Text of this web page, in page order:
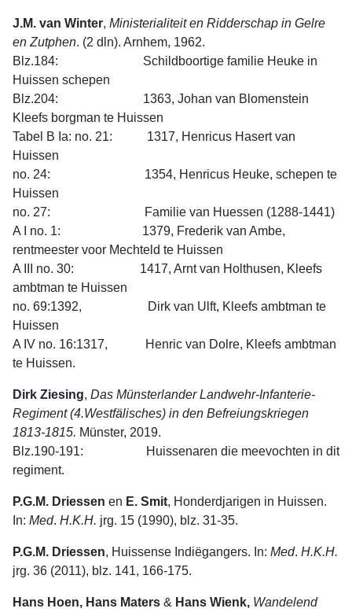
J.M. van Winter, Ministerialiteit en Ridderschap in Gelre
en Zutphen. (2 dln). Arnhem, 1962.
Blz.184: Schildboortige familie Heuke in
Huissen schepen
Blz.204: 1363, Johan van Blomenstein
Kleefs borgman te Huissen
Tabel B Ia: no. 21: 1317, Henricus Hasert van
Huissen
no. 24: 1354, Henricus Heuke, schepen te
Huissen
no. 27: Familie van Huessen (1288-1441)
A I no. 1: 1379, Frederik van Ambe,
rentmeester voor Mech­teld te Huissen
A III no. 30: 1417, Arnt van Holthusen, Kleefs
ambtman te Huissen
no. 69:1392, Dirk van Ulft, Kleefs ambtman te
Huissen
A IV no. 16:1317, Henric van Dolre, Kleefs ambtman
te Huissen.
Dirk Ziesing, Das Münsterlander Landwehr-Infanterie-
Regiment (4.Westfälisches) in den Befreiungskriegen
1813-1815. Münster, 2019.
Blz.190-191: Huissenaren die meevochten in dit
regiment.
P.G.M. Driessen en E. Smit, Honderdjarigen in Huissen.
In: Med. H.K.H. jrg. 15 (1990), blz. 31-35.
P.G.M. Driessen, Huissense Indiëgangers. In: Med. H.K.H.
jrg. 36 (2011), blz. 141, 166-175.
Hans Hoen, Hans Maters & Hans Wienk, Wandelend